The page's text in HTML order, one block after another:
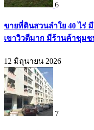
6
ขายที่ดินสวนลำใย 40 ไร่
เขาวิวดีมาก มีร้านค้าชุมช
12 มิถุนายน 2026
7